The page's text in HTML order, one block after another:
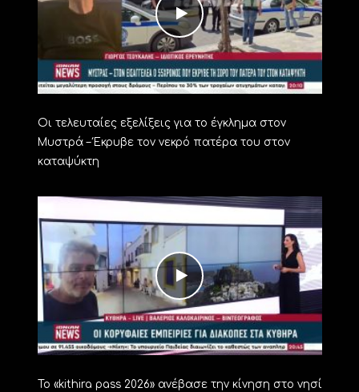
Οι τελευταίες εξελίξεις για το έγκλημα στον
Μυστρά – Έκρυβε τον νεκρό πατέρα του στον
καταψύκτη
Το «kithira pass 2026» ανέβασε την κίνηση στο νησί